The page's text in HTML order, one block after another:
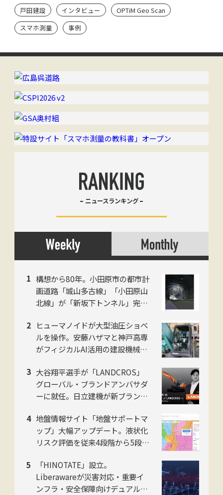
Scan ユーザーのシン・流儀】
戸田建設 インタビュー
OPTiM Geo Scan
スマホ測量
事例
ニュースランキング
構想から80年。小田原市の都市計
画道路「城山多古線」「小田原山
北線」が「新坂下トンネル」完成
ヒューマノイドが大型油圧ショベ
ルを操作。安藤ハザマと神戸高専
がフィジカルAI活用の建設機械自
大谷翔平選手が「LANDCROS」
グローバル・ブランドアンバサダ
ーに就任。日立建機が新ブランド
地盤情報サイト「地盤サポートマ
ップ」大幅アップデート。液状化
リスク評価を従来4段階から5段階
社「HINOTATE」設立。
Liberawareが災害対応・重要イ
ンフラ・安全保障向けデュアルユ